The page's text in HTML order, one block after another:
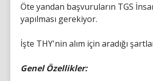
Öte yandan başvuruların TGS
yapılması gerekiyor.
İşte THY'nin alım için aradığı
Genel Özellikler: